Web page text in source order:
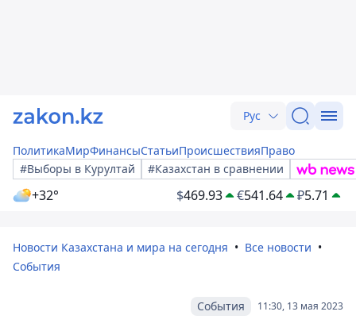
Рус
ПолитикаМирФинансыСтатьиПроисшествияПраво
#Выборы в Курултай
#Казахстан в сравнении
+32° $469.93 €541.64 ₽5.71
Новости Казахстана и мира на сегодня
Все новости
События
11:30, 13 мая 2023
События